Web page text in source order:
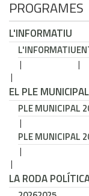
PROGRAMES
L'INFORMATIU
L'INFORMATIU
EL PLE MUNICIPAL
PLE MUNICIPAL
PLE MUNICIPAL
LA RODA